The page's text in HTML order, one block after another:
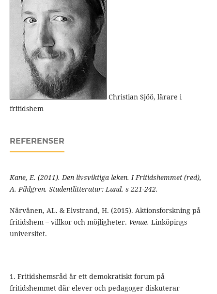
Christian Sjöö, lärare i
fritidshem
REFERENSER
Kane, E. (2011). Den livsviktiga leken. I Fritidshemmet (red),
A. Pihlgren. Studentlitteratur: Lund. s 221-242.
Närvänen, AL. & Elvstrand, H. (2015). Aktionsforskning på
fritidshem – villkor och möjligheter. Venue. Linköpings
universitet.
1. Fritidshemsråd är ett demokratiskt forum på
fritidshemmet där elever och pedagoger diskuterar